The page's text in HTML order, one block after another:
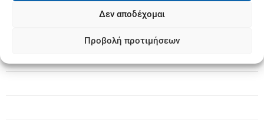
Δεν αποδέχομαι
Προβολή προτιμήσεων